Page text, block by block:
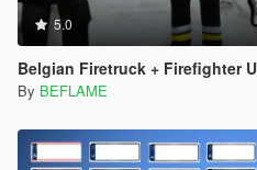
5.0
Belgian Firetruck + Firefighter
By BEFLAME